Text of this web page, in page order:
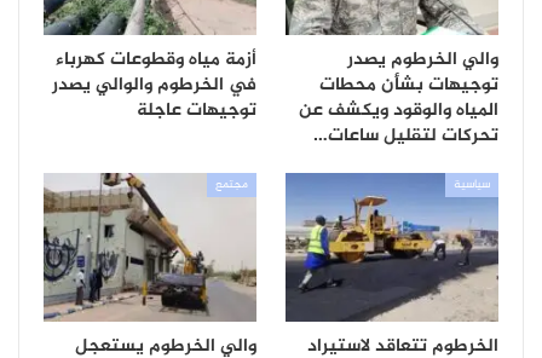
والي الخرطوم يصدر
توجيهات بشأن محطات
المياه والوقود ويكشف عن
تحركات لتقليل ساعات…
أزمة مياه وقطوعات كهرباء
في الخرطوم والوالي يصدر
توجيهات عاجلة
سياسية
الخرطوم تتعاقد لاستيراد
مجتمع
والي الخرطوم يستعجل